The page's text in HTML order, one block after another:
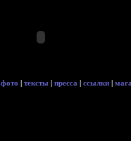
фото | тексты | пресса | ссылки |